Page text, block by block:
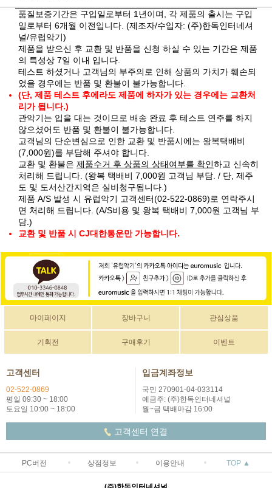
품질보증기간은 구입일로부터 1년이며, 각 제품의 출시는 구입
일로부터 6개월 이전입니다. (제조자/수입자: (주)한독인터네셔
널/유럽악기)
제품을 받으신 후 교환 및 반품을 신청 하실 수 있는 기간은 제품
의 특성상 7일 이내 입니다.
테스트 하셨거나 고객님의 부주의로 인해 상품의 가치가 훼손되
었을 경우에는 반품 및 환불이 불가능합니다.
(단, 제품 테스트 후에라도 제품에 하자가 있는 경우에는 교환처
리가 됩니다.)
관악기는 입을 대는 것이므로 배송 완료 후 테스트 연주를 하지
않으셨어도 반품 및 환불이 불가능합니다.
고객님의 단순변심으로 인한 교환 및 반품시에는 왕복택배비
(7,000원)를 부담해 주셔야 합니다.
교환 및 환불은 제품수거 후 상품의 상태여부를 확인하고 신속히
처리해 드립니다. (왕복 택배비 7,000원 고객님 부담. / 단, 제주
도 및 도서산간지역은 실비청구됩니다.)
제품 A/S 발생 시 유럽악기 고객센터(02-522-0869)로 연락주시
면 처리해 드립니다. (A/S비용 및 왕복 택배비 7,000원 고객님 부
담.)
교환 및 반품 시 CJ대한통운만 가능합니다.
마이페이지 장바구니 관심상품
기획전 구매후기 이벤트
고객센터
02-522-0869
평일 09:30 ~ 18:00
토요일 10:00 ~ 18:00
입금계좌정보
국민 270901-04-033114
예금주: (주)한독인터네셔널
월~금 택배마감 16:00
고객센터 연결
PC버전 상점정보 이용안내 TOP ▲